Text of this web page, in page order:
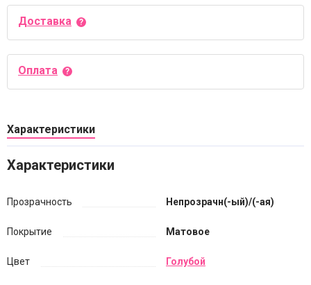
Доставка
Оплата
Характеристики
Характеристики
Прозрачность Непрозрачн(-ый)/(-ая)
Покрытие Матовое
Цвет Голубой